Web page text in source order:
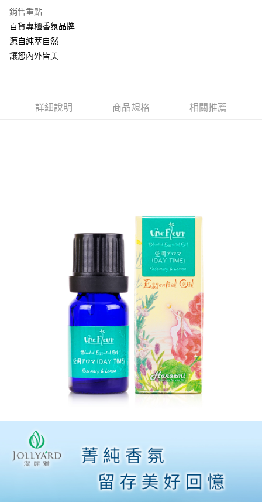
每筆NT$60，滿NT$880(含以上)免運費
付款後全家取貨
付款後7-11取貨
銷售重點
百貨專櫃香氛品牌
源自純萃自然
讓您內外皆美
詳細說明 商品規格 相關推薦